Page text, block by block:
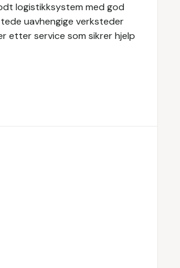
logistikksystem med god
uavhengige verksteder
etter service som sikrer hjelp